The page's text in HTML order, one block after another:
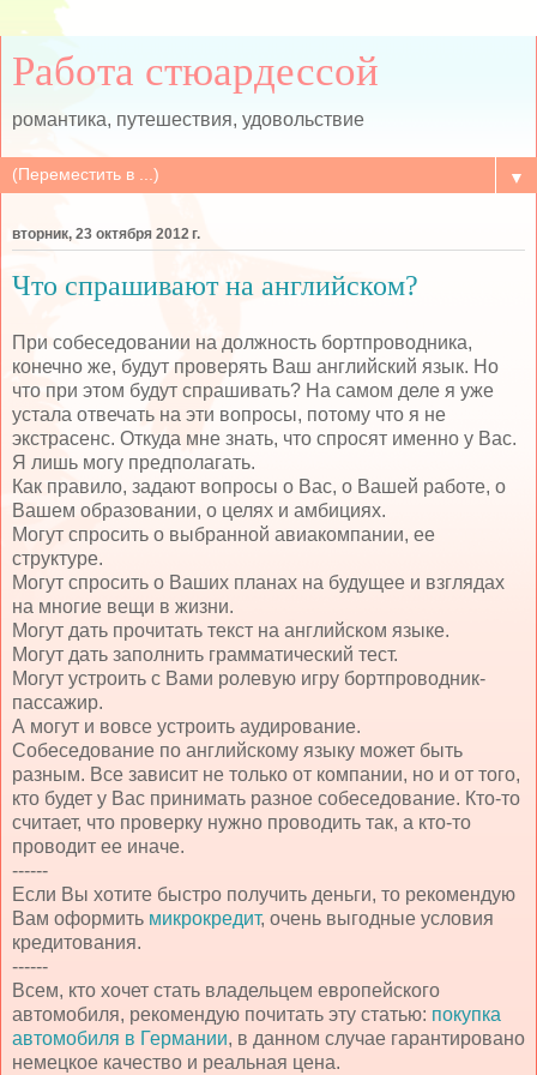
Работа стюардессой
романтика, путешествия, удовольствие
▼
вторник, 23 октября 2012 г.
Что спрашивают на английском?
При собеседовании на должность бортпроводника,
конечно же, будут проверять Ваш английский язык. Но
что при этом будут спрашивать? На самом деле я уже
устала отвечать на эти вопросы, потому что я не
экстрасенс. Откуда мне знать, что спросят именно у Вас.
Я лишь могу предполагать.
Как правило, задают вопросы о Вас, о Вашей работе, о
Вашем образовании, о целях и амбициях.
Могут спросить о выбранной авиакомпании, ее
структуре.
Могут спросить о Ваших планах на будущее и взглядах
на многие вещи в жизни.
Могут дать прочитать текст на английском языке.
Могут дать заполнить грамматический тест.
Могут устроить с Вами ролевую игру бортпроводник-
пассажир.
А могут и вовсе устроить аудирование.
Собеседование по английскому языку может быть
разным. Все зависит не только от компании, но и от того,
кто будет у Вас принимать разное собеседование. Кто-то
считает, что проверку нужно проводить так, а кто-то
проводит ее иначе.
------
Если Вы хотите быстро получить деньги, то рекомендую
Вам оформить микрокредит, очень выгодные условия
кредитования.
------
Всем, кто хочет стать владельцем европейского
автомобиля, рекомендую почитать эту статью: покупка
автомобиля в Германии, в данном случае гарантировано
немецкое качество и реальная цена.